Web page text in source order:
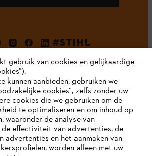
#STIHL
gebruik van cookies en gelijkaardige
kunnen aanbieden, gebruiken we
cookies”, zelfs zonder uw
cookies die we gebruiken om de
te optimaliseren en om inhoud op
waaronder de analyse van
effectiviteit van advertenties, de
advertenties en het aanmaken van
worden alleen met uw